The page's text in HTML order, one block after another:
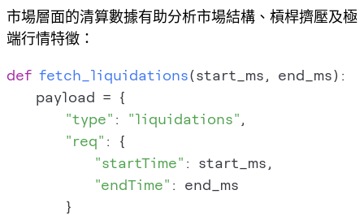
市場層面的清算數據有助分析市場結構、槓桿擠壓及極
端行情特徵：
def fetch_liquidations(start_ms, end_ms):
    payload = {
"type" : "liquidations",
"req" : {
"startTime" : start_ms,
"endTime" : end_ms
        }